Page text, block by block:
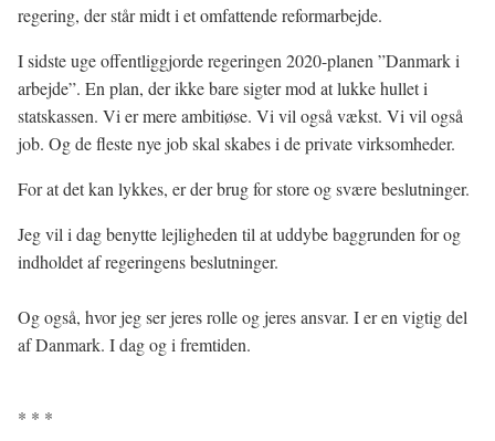
regering, der står midt i et omfattende reformarbejde.
I sidste uge offentliggjorde regeringen 2020-planen ”Danmark i
arbejde”. En plan, der ikke bare sigter mod at lukke hullet i
statskassen. Vi er mere ambitiøse. Vi vil også vækst. Vi vil også
job. Og de fleste nye job skal skabes i de private virksomheder.
For at det kan lykkes, er der brug for store og svære beslutninger.
Jeg vil i dag benytte lejligheden til at uddybe baggrunden for og
indholdet af regeringens beslutninger.
Og også, hvor jeg ser jeres rolle og jeres ansvar. I er en vigtig del
af Danmark. I dag og i fremtiden.
* * *